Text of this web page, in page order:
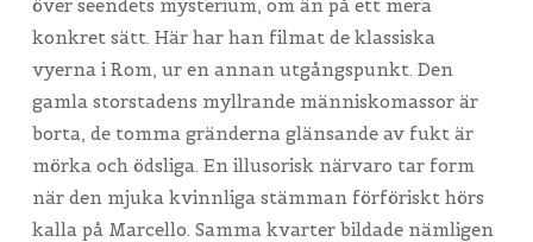
över seendets mysterium, om än på ett mera
konkret sätt. Här har han filmat de klassiska
vyerna i Rom, ur en annan utgångspunkt. Den
gamla storstadens myllrande människomassor är
borta, de tomma gränderna glänsande av fukt är
mörka och ödsliga. En illusorisk närvaro tar form
när den mjuka kvinnliga stämman förföriskt hörs
kalla på Marcello. Samma kvarter bildade nämligen